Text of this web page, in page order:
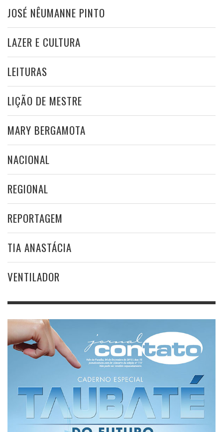
JOSÉ NÊUMANNE PINTO
LAZER E CULTURA
LEITURAS
LIÇÃO DE MESTRE
MARY BERGAMOTA
NACIONAL
REGIONAL
REPORTAGEM
TIA ANASTÁCIA
VENTILADOR